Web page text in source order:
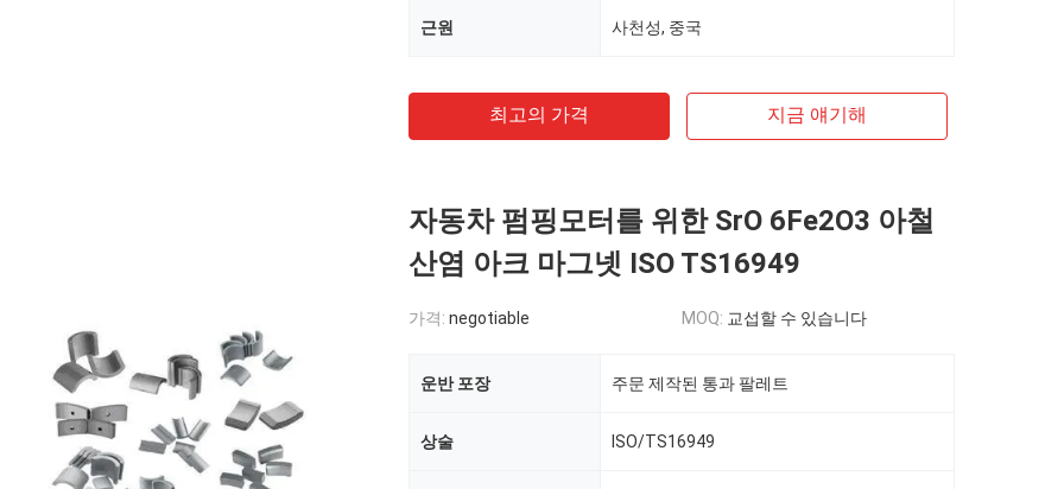
근원 사천성, 중국
최고의 가격 지금 얘기해
자동차 펌핑모터를 위한 SrO 6Fe2O3 아철
산염 아크 마그넷 ISO TS16949
가격: negotiable MOQ: 교섭할 수 있습니다
운반 포장 주문 제작된 통과 팔레트
상술 ISO/TS16949